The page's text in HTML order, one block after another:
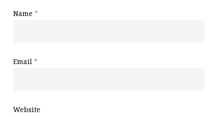
Name *
Email *
Website